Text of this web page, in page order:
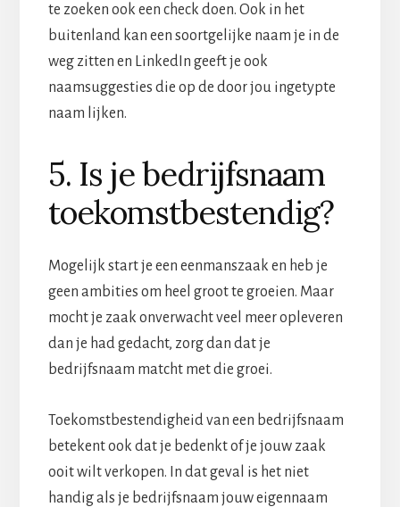
te zoeken ook een check doen. Ook in het
buitenland kan een soortgelijke naam je in de
weg zitten en LinkedIn geeft je ook
naamsuggesties die op de door jou ingetypte
naam lijken.
5. Is je bedrijfsnaam
toekomstbestendig?
Mogelijk start je een eenmanszaak en heb je
geen ambities om heel groot te groeien. Maar
mocht je zaak onverwacht veel meer opleveren
dan je had gedacht, zorg dan dat je
bedrijfsnaam matcht met die groei.
Toekomstbestendigheid van een bedrijfsnaam
betekent ook dat je bedenkt of je jouw zaak
ooit wilt verkopen. In dat geval is het niet
handig als je bedrijfsnaam jouw eigennaam